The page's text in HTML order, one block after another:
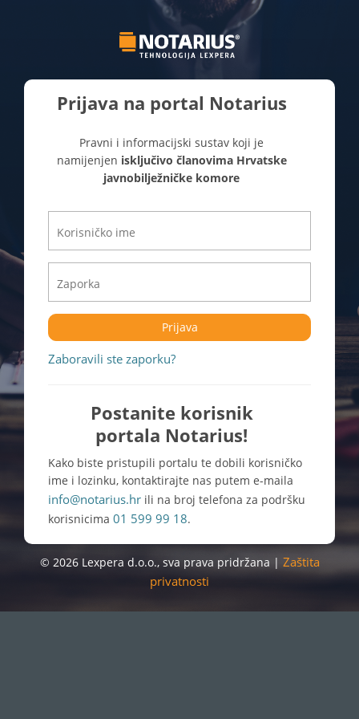
Prijava na portal Notarius
Pravni i informacijski sustav koji je
namijenjen isključivo članovima Hrvatske
javnobilježničke komore
Prijava
Zaboravili ste zaporku?
Postanite korisnik
portala Notarius!
Kako biste pristupili portalu te dobili korisničko
ime i lozinku, kontaktirajte nas putem e-maila
info@notarius.hr ili na broj telefona za podršku
korisnicima 01 599 99 18.
© 2026 Lexpera d.o.o., sva prava pridržana | Zaštita
privatnosti